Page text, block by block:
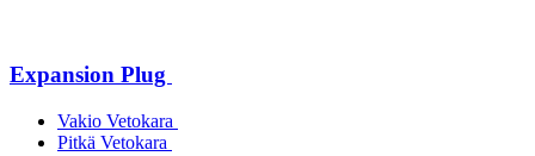
Expansion Plug
Vakio Vetokara
Pitkä Vetokara